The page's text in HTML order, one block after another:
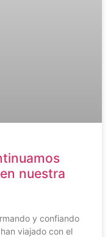
nuestra
y confiando
viajado con el